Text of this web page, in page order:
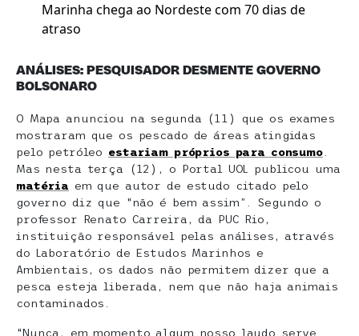
Marinha chega ao Nordeste com 70 dias de
atraso
ANÁLISES: PESQUISADOR DESMENTE GOVERNO
BOLSONARO
O Mapa anunciou na segunda (11) que os exames
mostraram que os pescado de áreas atingidas
pelo petróleo estariam próprios para consumo.
Mas nesta terça (12), o Portal UOL publicou uma
matéria em que autor de estudo citado pelo
governo diz que “não é bem assim”. Segundo o
professor Renato Carreira, da PUC Rio,
instituição responsável pelas análises, através
do Laboratório de Estudos Marinhos e
Ambientais, os dados não permitem dizer que a
pesca esteja liberada, nem que não haja animais
contaminados.
“Nunca, em momento algum nosso laudo serve